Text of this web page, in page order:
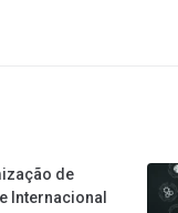
de
Internacional